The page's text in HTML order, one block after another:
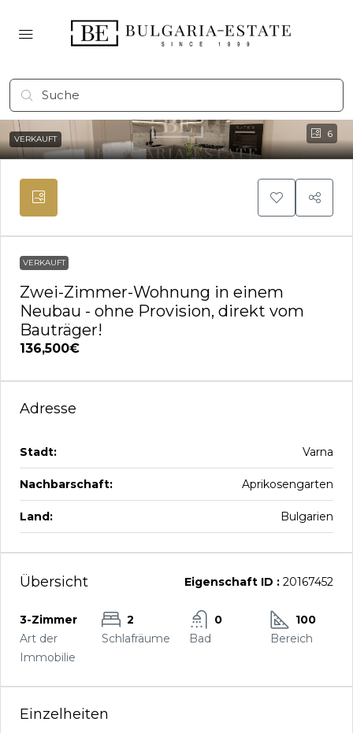
6
VERKAUFT
VERKAUFT
Zwei-Zimmer-Wohnung in einem
Neubau - ohne Provision, direkt vom
Bauträger!
136,500€
Adresse
Stadt: Varna
Nachbarschaft: Aprikosengarten
Land: Bulgarien
Übersicht Eigenschaft ID : 20167452
3-Zimmer
Art der
Immobilie
2
Schlafräume
0
Bad
100
Bereich
Einzelheiten